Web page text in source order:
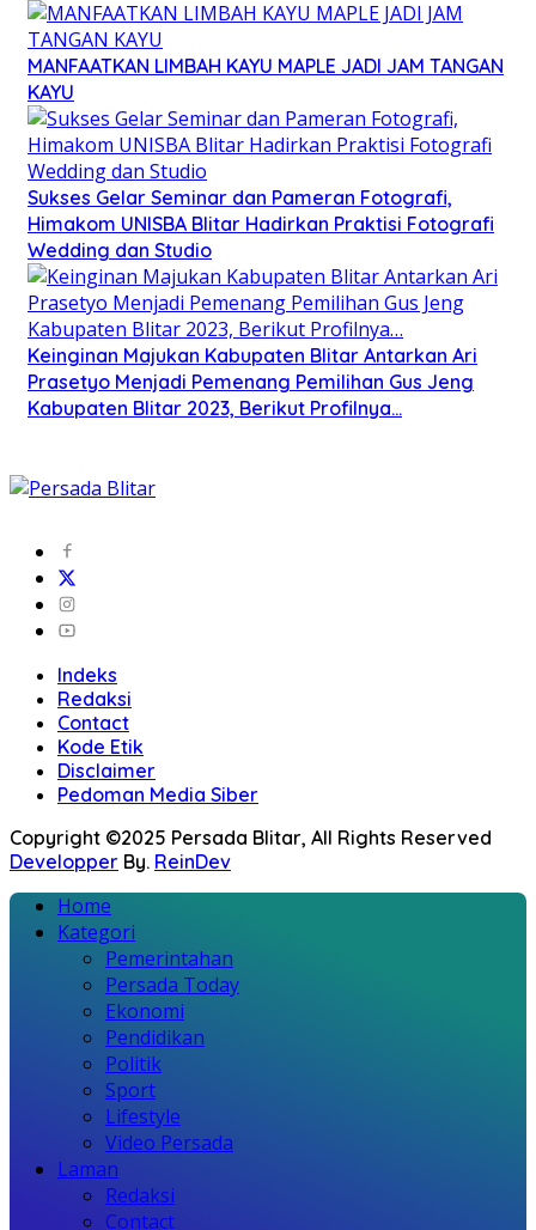
MANFAATKAN LIMBAH KAYU MAPLE JADI JAM TANGAN
KAYU
Sukses Gelar Seminar dan Pameran Fotografi,
Himakom UNISBA Blitar Hadirkan Praktisi Fotografi
Wedding dan Studio
Keinginan Majukan Kabupaten Blitar Antarkan Ari
Prasetyo Menjadi Pemenang Pemilihan Gus Jeng
Kabupaten Blitar 2023, Berikut Profilnya…
Indeks
Redaksi
Contact
Kode Etik
Disclaimer
Pedoman Media Siber
Copyright ©2025 Persada Blitar, All Rights Reserved
Developper By. ReinDev
Home
Kategori
Pemerintahan
Persada Today
Ekonomi
Pendidikan
Politik
Sport
Lifestyle
Video Persada
Laman
Redaksi
Contact